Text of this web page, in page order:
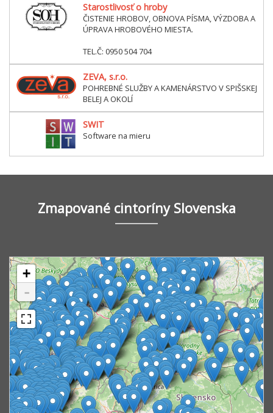
Starostlivosť o hroby
ČISTENIE HROBOV, OBNOVA PÍSMA, VÝZDOBA A
ÚPRAVA HROBOVÉHO MIESTA.
TEL.Č: 0950 504 704
ZEVA, s.r.o.
POHREBNÉ SLUŽBY A KAMENÁRSTVO V SPIŠSKEJ
BELEJ A OKOLÍ
SWIT
Software na mieru
Zmapované cintoríny Slovenska
+
-